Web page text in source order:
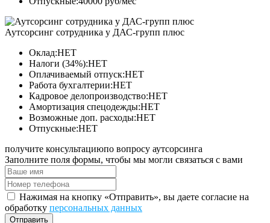
Аутсорсинг сотрудника у ДАС-групп плюс
Оклад:НЕТ
Налоги (34%):НЕТ
Оплачиваемый отпуск:НЕТ
Работа бухгалтерии:НЕТ
Кадровое делопроизводство:НЕТ
Амортизация спецодежды:НЕТ
Возможные доп. расходы:НЕТ
Отпускные:НЕТ
получите консультациюпо вопросу аутсорсинга
Заполните поля формы, чтобы мы могли связаться с вами
Нажимая на кнопку «Отправить», вы даете согласие на
обработку персональных данных
Отправить